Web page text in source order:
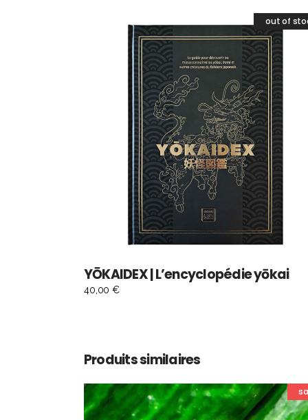
out of
LIRE LA SUITE
YŌKAIDEX | L’encyclopédie yōkai
40,00€
Produits similaires